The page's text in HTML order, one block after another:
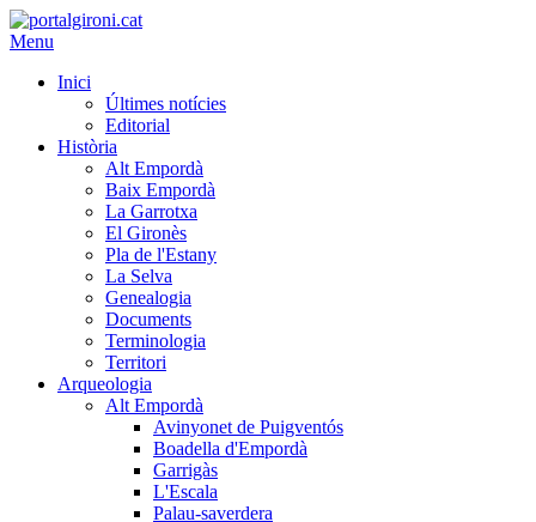
Menu
Inici
Últimes notícies
Editorial
Història
Alt Empordà
Baix Empordà
La Garrotxa
El Gironès
Pla de l'Estany
La Selva
Genealogia
Documents
Terminologia
Territori
Arqueologia
Alt Empordà
Avinyonet de Puigventós
Boadella d'Empordà
Garrigàs
L'Escala
Palau-saverdera